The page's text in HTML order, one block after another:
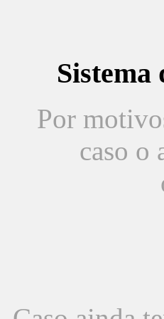
Sistema
Por
caso o